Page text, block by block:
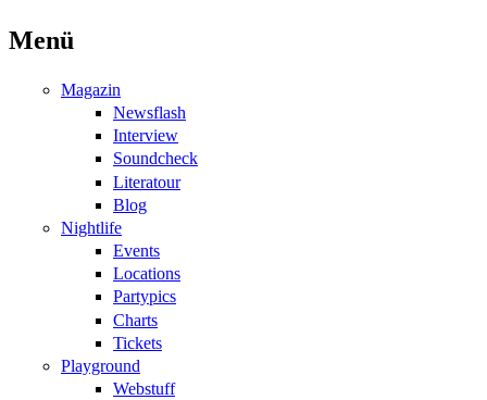
Menü
Magazin
Newsflash
Interview
Soundcheck
Literatour
Blog
Nightlife
Events
Locations
Partypics
Charts
Tickets
Playground
Webstuff